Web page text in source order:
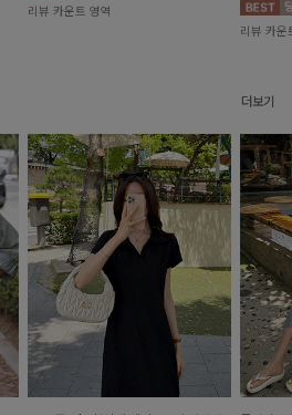
리뷰 카운트 영역
리뷰 카운
더보기